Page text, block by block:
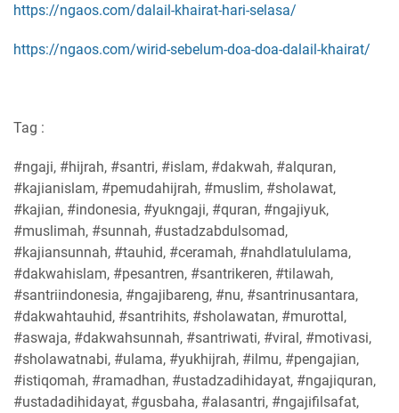
https://ngaos.com/dalail-khairat-hari-selasa/
https://ngaos.com/wirid-sebelum-doa-doa-dalail-khairat/
Tag :
#ngaji, #hijrah, #santri, #islam, #dakwah, #alquran,
#kajianislam, #pemudahijrah, #muslim, #sholawat,
#kajian, #indonesia, #yukngaji, #quran, #ngajiyuk,
#muslimah, #sunnah, #ustadzabdulsomad,
#kajiansunnah, #tauhid, #ceramah, #nahdlatululama,
#dakwahislam, #pesantren, #santrikeren, #tilawah,
#santriindonesia, #ngajibareng, #nu, #santrinusantara,
#dakwahtauhid, #santrihits, #sholawatan, #murottal,
#aswaja, #dakwahsunnah, #santriwati, #viral, #motivasi,
#sholawatnabi, #ulama, #yukhijrah, #ilmu, #pengajian,
#istiqomah, #ramadhan, #ustadzadihidayat, #ngajiquran,
#ustadadihidayat, #gusbaha, #alasantri, #ngajifilsafat,